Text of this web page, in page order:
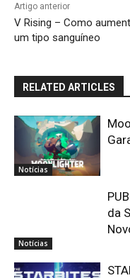
Artigo anterior
V Rising – Como
um tipo sanguíneo
RELATED ARTICLES
Notícias
Notícias
da